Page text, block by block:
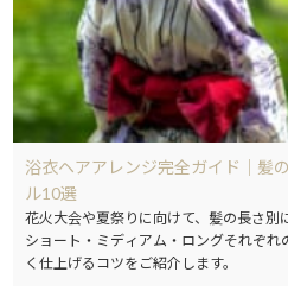
浴衣ヘアアレンジ完全ガイド｜髪
ル10選
花火大会や夏祭りに向けて、髪の長さ別
ショート・ミディアム・ロングそれぞれ
く仕上げるコツをご紹介します。